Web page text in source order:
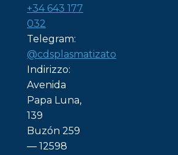
+34 643 177
032
Telegram:
@cdsplasmatizato
Indirizzo:
Avenida
Papa Luna,
139
Buzón 259
— 12598